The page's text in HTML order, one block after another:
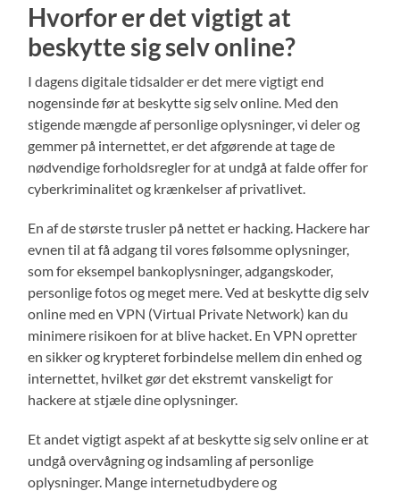
Hvorfor er det vigtigt at
beskytte sig selv online?
I dagens digitale tidsalder er det mere vigtigt end
nogensinde før at beskytte sig selv online. Med den
stigende mængde af personlige oplysninger, vi deler og
gemmer på internettet, er det afgørende at tage de
nødvendige forholdsregler for at undgå at falde offer for
cyberkriminalitet og krænkelser af privatlivet.
En af de største trusler på nettet er hacking. Hackere har
evnen til at få adgang til vores følsomme oplysninger,
som for eksempel bankoplysninger, adgangskoder,
personlige fotos og meget mere. Ved at beskytte dig selv
online med en VPN (Virtual Private Network) kan du
minimere risikoen for at blive hacket. En VPN opretter
en sikker og krypteret forbindelse mellem din enhed og
internettet, hvilket gør det ekstremt vanskeligt for
hackere at stjæle dine oplysninger.
Et andet vigtigt aspekt af at beskytte sig selv online er at
undgå overvågning og indsamling af personlige
oplysninger. Mange internetudbydere og